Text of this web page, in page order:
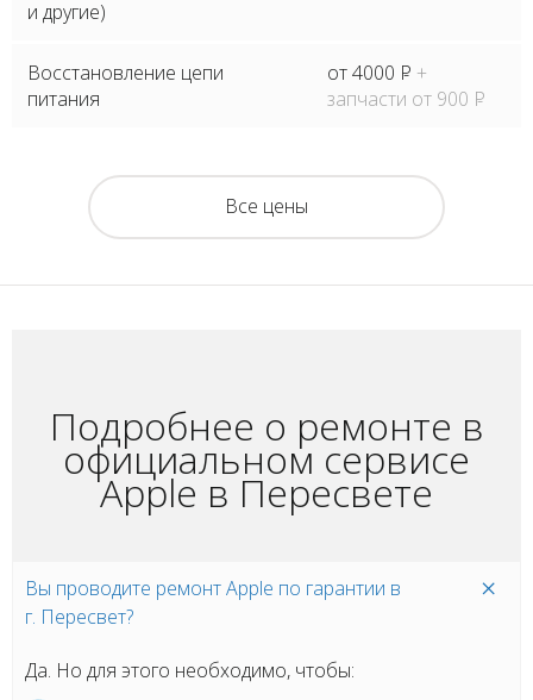
и другие)
Восстановление цепи
питания
от 4000 P +
запчасти от 900 P
Все цены
Подробнее о ремонте в
официальном сервисе
Apple в Пересвете
Вы проводите ремонт Apple по гарантии в
г. Пересвет?
Да. Но для этого необходимо, чтобы: